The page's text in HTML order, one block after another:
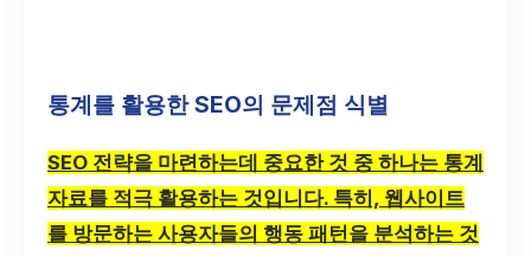
통계를 활용한 SEO의 문제점 식별
SEO 전략을 마련하는데 중요한 것 중 하나는 통계
자료를 적극 활용하는 것입니다. 특히, 웹사이트
를 방문하는 사용자들의 행동 패턴을 분석하는 것